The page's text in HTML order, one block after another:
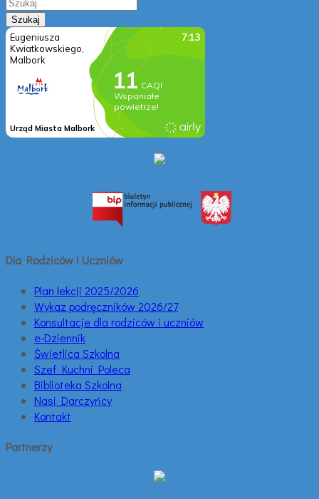
Dla Rodziców i Uczniów
Plan lekcji 2025/2026
Wykaz podręczników 2026/27
Konsultacje dla rodziców i uczniów
e-Dziennik
Świetlica Szkolna
Szef Kuchni Poleca
Biblioteka Szkolna
Nasi Darczyńcy
Kontakt
Partnerzy